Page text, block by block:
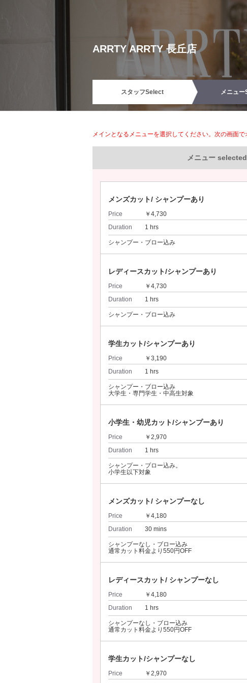
ARRTY ARRTY 長丘店
スタッフSelect メニュー
メインとなるメニューを選択してください。次の画面で
メニュー selected
メンズカット/ シャンプーあり
Price
￥4,730
Duration
1 hrs
シャンプー・ブロー込み
レディースカット/シャンプーあり
Price
￥4,730
Duration
1 hrs
シャンプー・ブロー込み
学生カット/シャンプーあり
Price
￥3,190
Duration
1 hrs
シャンプー・ブロー込み
大学生・専門学生・中高生対象
小学生・幼児カット/シャンプーあり
Price
￥2,970
Duration
1 hrs
シャンプー・ブロー込み。
小学生以下対象
メンズカット/ シャンプーなし
Price
￥4,180
Duration
30 mins
シャンプーなし・ブロー込み
通常カット料金より550円OFF
レディースカット/ シャンプーなし
Price
￥4,180
Duration
1 hrs
シャンプーなし・ブロー込み
通常カット料金より550円OFF
学生カット/シャンプーなし
Price
￥2,970